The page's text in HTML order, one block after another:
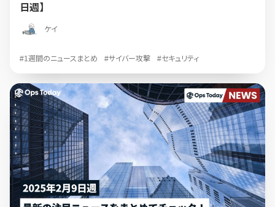
日週】
ケイ
#1週間のニュースまとめ #サイバー攻撃 #セキュリティ